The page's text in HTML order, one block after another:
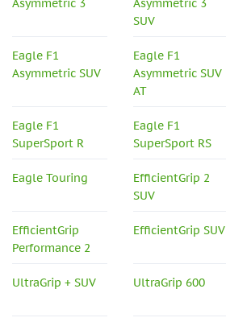
Asymmetric 3
Asymmetric 3
SUV
Eagle F1
Asymmetric SUV
Eagle F1
Asymmetric SUV
AT
Eagle F1
SuperSport R
Eagle F1
SuperSport RS
Eagle Touring
EfficientGrip 2
SUV
EfficientGrip
Performance 2
EfficientGrip SUV
UltraGrip + SUV UltraGrip 600